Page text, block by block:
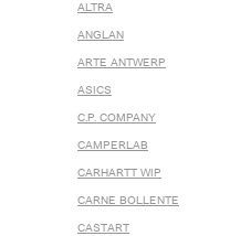
ALTRA
ANGLAN
ARTE ANTWERP
ASICS
C.P. COMPANY
CAMPERLAB
CARHARTT WIP
CARNE BOLLENTE
CASTART